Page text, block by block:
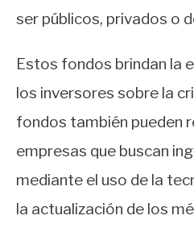
ser públicos, privados o
Estos fondos brindan la
los inversores sobre la
fondos también pueden
empresas que buscan
mediante el uso de la
la actualización de los